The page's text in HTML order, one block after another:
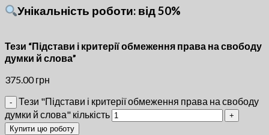
Унікальність роботи: від 50%
Тези “Підстави і критерії обмеження права на свободу
думки й слова”
375.00грн
Тези "Підстави і критерії обмеження права на свободу
думки й слова" кількість
Купити цю роботу